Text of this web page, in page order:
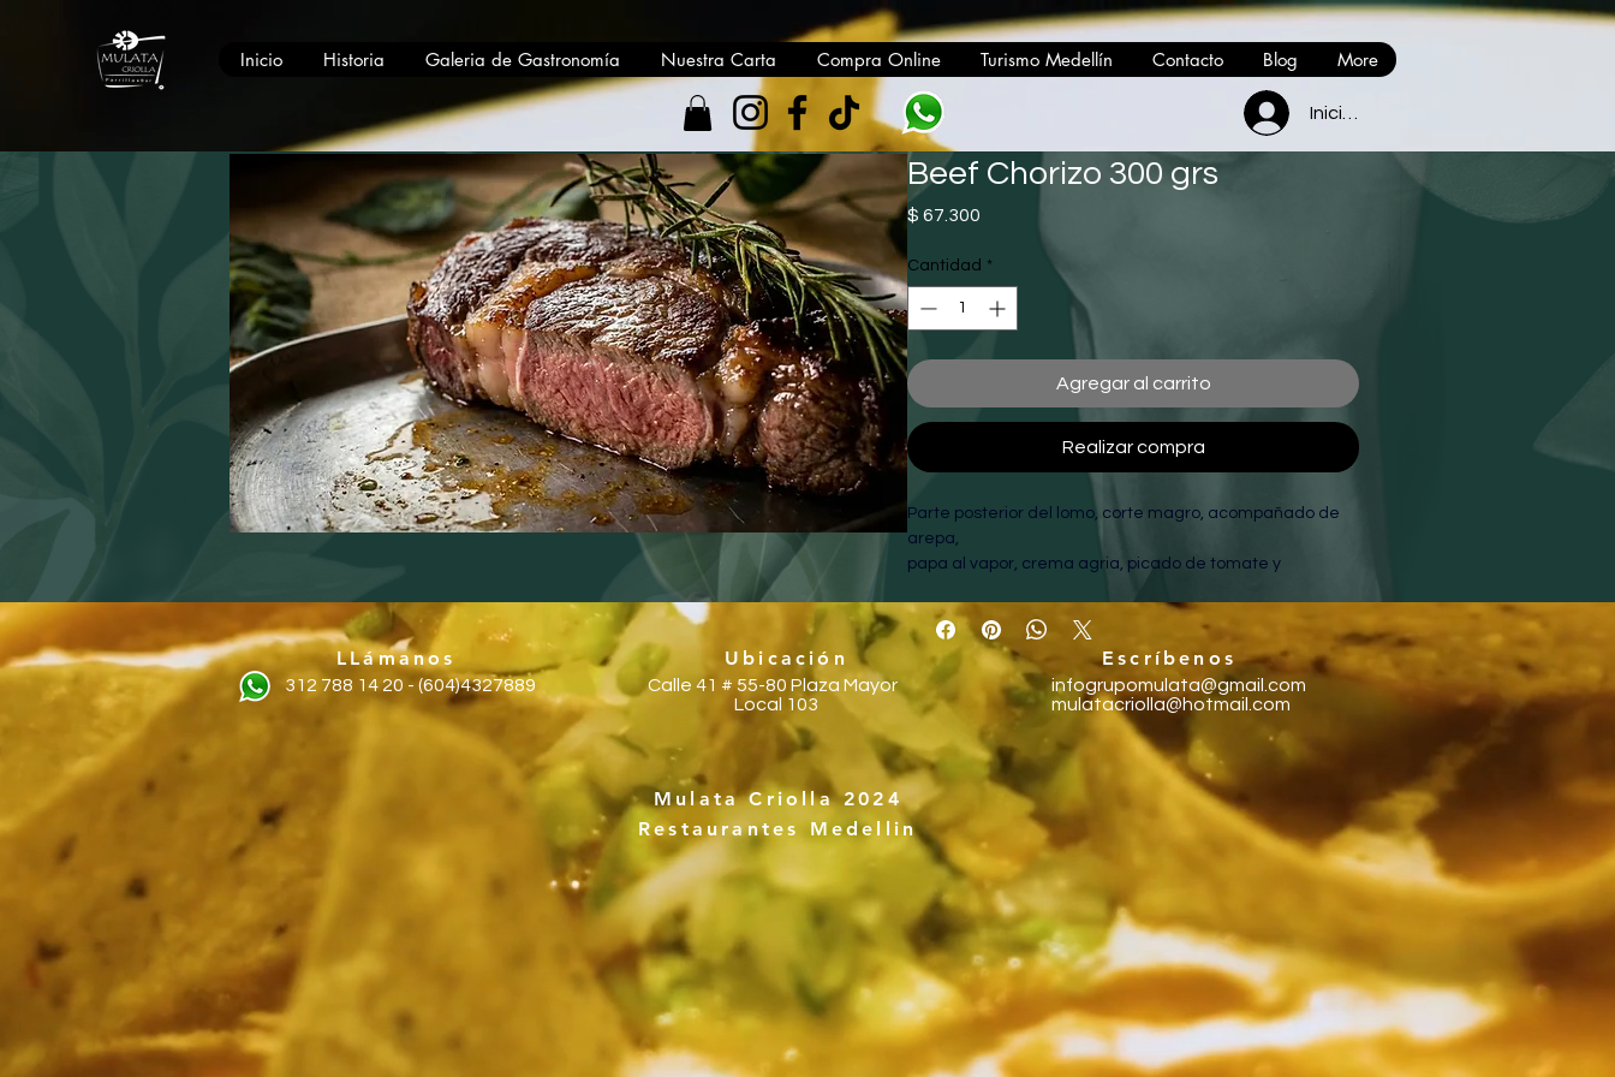
Inicio Historia Galeria de Gastronomía Nuestra Carta Compra Online Turismo Medellín Contacto Blog More
Iniciar sesión
Beef Chorizo 300 grs
$ 67.300
Cantidad *
Agregar al carrito
Realizar compra
Parte posterior del lomo, corte magro, acompañado de
arepa,
papa al vapor, crema agria, picado de tomate y
LLámanos Escríbenos
Ubicación
312 788 14 20 - (604)4327889 Calle 41 # 55-80 Plaza Mayor
Local 103
infogrupomulata@gmail.com
mulatacriolla@hotmail.com
Mulata Criolla 2024
Restaurantes Medellin